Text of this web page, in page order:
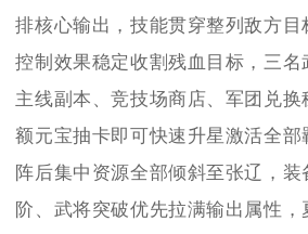
排核心输出，技能贯穿整列敌方目
控制效果稳定收割残血目标，三名
主线副本、竞技场商店、军团兑换
额元宝抽卡即可快速升星激活全部
阵后集中资源全部倾斜至张辽，
阶、武将突破优先拉满输出属性，